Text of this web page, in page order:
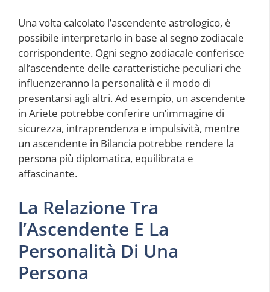
Una volta calcolato l’ascendente astrologico, è
possibile interpretarlo in base al segno zodiacale
corrispondente. Ogni segno zodiacale conferisce
all’ascendente delle caratteristiche peculiari che
influenzeranno la personalità e il modo di
presentarsi agli altri. Ad esempio, un ascendente
in Ariete potrebbe conferire un’immagine di
sicurezza, intraprendenza e impulsività, mentre
un ascendente in Bilancia potrebbe rendere la
persona più diplomatica, equilibrata e
affascinante.
La Relazione Tra
l’Ascendente E La
Personalità Di Una
Persona